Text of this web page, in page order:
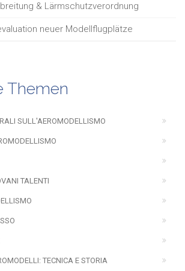
& Lärmschutzverordnung
neuer Modellflugplätze
Themen
SULL'AEROMODELLISMO
TALENTI
TECNICA E STORIA